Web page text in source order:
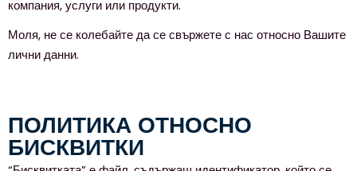
компания, услуги или продукти.
Моля, не се колебайте да се свържете с нас относно Вашите
лични данни.
ПОЛИТИКА ОТНОСНО
БИСКВИТКИ